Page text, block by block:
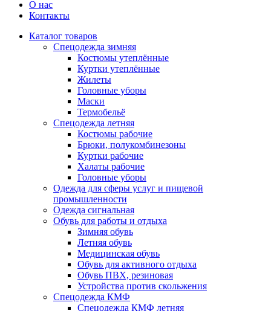
О нас
Контакты
Каталог товаров
Спецодежда зимняя
Костюмы утеплённые
Куртки утеплённые
Жилеты
Головные уборы
Маски
Термобельё
Спецодежда летняя
Костюмы рабочие
Брюки, полукомбинезоны
Куртки рабочие
Халаты рабочие
Головные уборы
Одежда для сферы услуг и пищевой
промышленности
Одежда сигнальная
Обувь для работы и отдыха
Зимняя обувь
Летняя обувь
Медицинская обувь
Обувь для активного отдыха
Обувь ПВХ, резиновая
Устройства против скольжения
Спецодежда КМФ
Спецодежда КМФ летняя